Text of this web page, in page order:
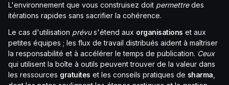
L'environnement que vous construisez doit permettredes
itérations rapides sans sacrifier la cohérence.
Le cas d'utilisation prévus'étend aux organisations et aux
petites équipes ; les flux de travail distribués aident à maîtriser
la responsabilité et à accélérer le temps de publication. Ceux
qui utilisent la boîte à outils peuvent trouver de la valeur dans
les ressources gratuites et les conseils pratiques de sharma